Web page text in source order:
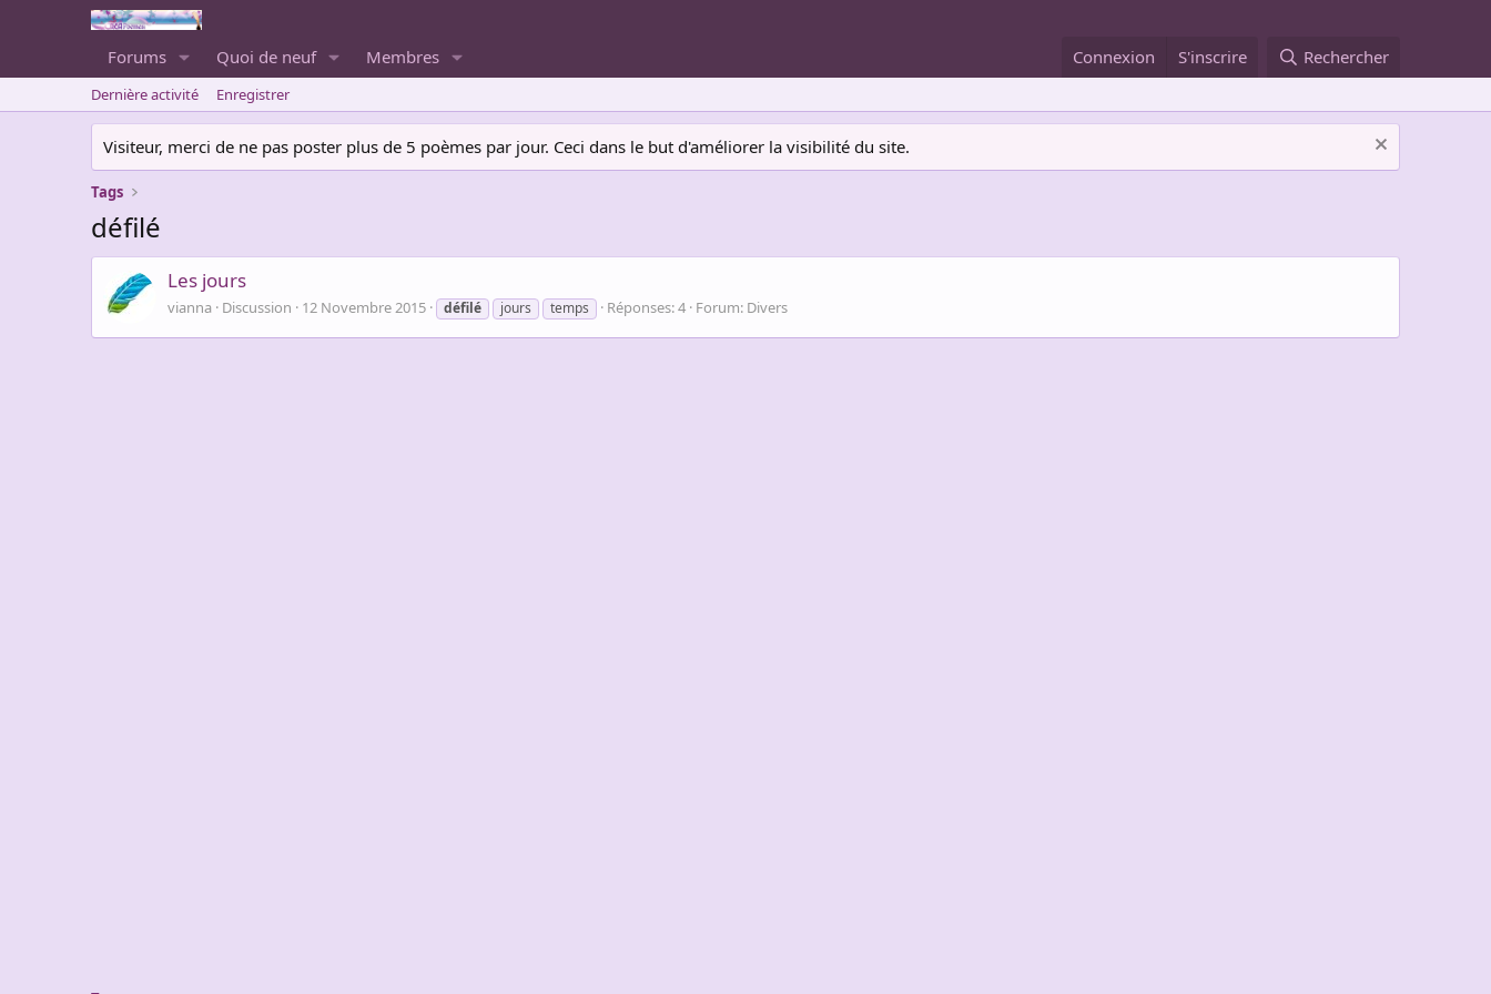
Forums Quoi de neuf Membres Connexion S'inscrire Rechercher
Dernière activité Enregistrer
Visiteur, merci de ne pas poster plus de 5 poèmes par jour. Ceci dans le but d'améliorer la visibilité du site.
Tags
défilé
Les jours
vianna Discussion 12 Novembre 2015 défilé jours temps Réponses: 4 Forum: Divers